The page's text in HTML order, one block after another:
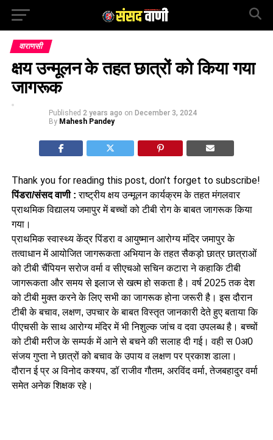
वाराणसी
क्षय उन्मूलन के तहत छात्रों को किया गया
जागरूक
Published 2 years ago on December 3, 2024
By Mahesh Pandey
Thank you for reading this post, don't forget to subscribe!
पिंडरा/संसद वाणी :राष्ट्रीय क्षय उन्मूलन कार्यक्रम के तहत मंगलवार
प्राथमिक विद्यालय जमापुर में बच्चों को टीबी रोग के बाबत जागरूक किया
गया।
प्राथमिक स्वास्थ्य केंद्र पिंडरा व आयुष्मान आरोग्य मंदिर जमापुर के
तत्वाधान में आयोजित जागरूकता अभियान के तहत सैकड़ो छात्र छात्राओं
को टीबी चैंपियन सरोज वर्मा व सीएचओ सचिन कटारा ने कहाकि टीबी
जागरूकता और समय से इलाज से खत्म हो सकता है। वर्ष 2025 तक देश
को टीबी मुक्त करने के लिए सभी का जागरूक होना जरूरी है। इस दौरान
टीबी के बचाव, लक्षण, उपचार के बाबत विस्तृत जानकारी देते हुए बताया कि
पीएचसी के साथ आरोग्य मंदिर में भी निशुल्क जांच व दवा उपलब्ध है। बच्चों
को टीबी मरीज के सम्पर्क में आने से बचने की सलाह दी गई। वही स 0अ0
संजय गुप्ता ने छात्रों को बचाव के उपाय व लक्षण पर प्रकाश डाला।
दौरान ई प्र अ विनोद कश्यप, डॉ राजीव गौतम, अरविंद वर्मा, तेजबहादुर वर्मा
समेत अनेक शिक्षक रहे।